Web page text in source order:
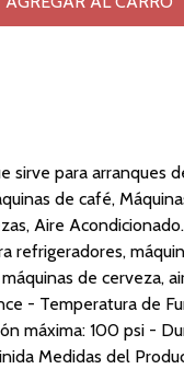
sirve para arranques
de café,
Aire
refrigeradores,
de cerveza,
- Temperatura de
máxima: 100 psi -
Medidas del